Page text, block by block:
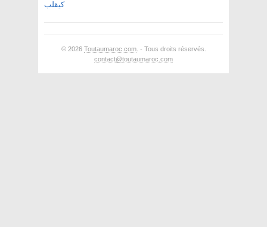
© 2026 Toutaumaroc.com. - Tous droits réservés.
contact@toutaumaroc.com